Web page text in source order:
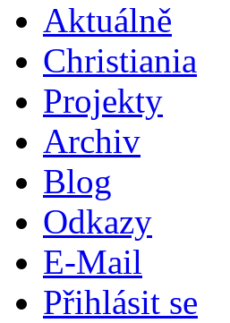
Aktuálně
Christiania
Projekty
Archiv
Blog
Odkazy
E-Mail
Přihlásit se